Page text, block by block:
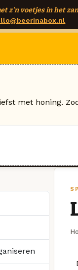
z'n voetjes in het
met honing.